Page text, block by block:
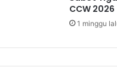
CCW 2026
1 minggu